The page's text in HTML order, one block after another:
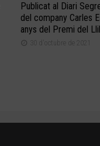
Publicat al Diari
del company Carles
anys del Premi del
30 d'octubre de 2021